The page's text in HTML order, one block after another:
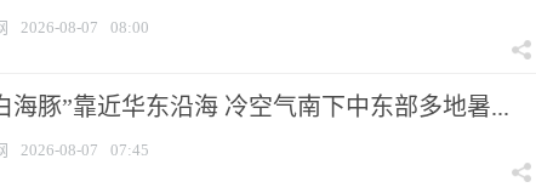
2026-08-07 08:00
海豚”靠近华东沿海 冷空气南下中东部多地暑...
2026-08-07 07:45